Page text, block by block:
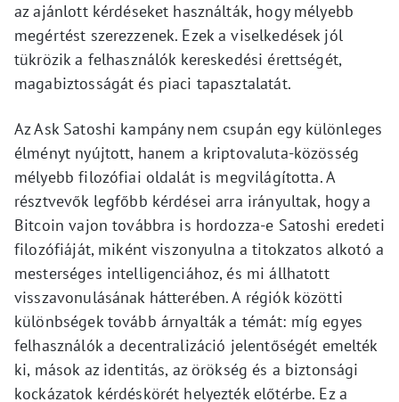
az ajánlott kérdéseket használták, hogy mélyebb
megértést szerezzenek. Ezek a viselkedések jól
tükrözik a felhasználók kereskedési érettségét,
magabiztosságát és piaci tapasztalatát.
Az Ask Satoshi kampány nem csupán egy különleges
élményt nyújtott, hanem a kriptovaluta-közösség
mélyebb filozófiai oldalát is megvilágította. A
résztvevők legfőbb kérdései arra irányultak, hogy a
Bitcoin vajon továbbra is hordozza-e Satoshi eredeti
filozófiáját, miként viszonyulna a titokzatos alkotó a
mesterséges intelligenciához, és mi állhatott
visszavonulásának hátterében. A régiók közötti
különbségek tovább árnyalták a témát: míg egyes
felhasználók a decentralizáció jelentőségét emelték
ki, mások az identitás, az örökség és a biztonsági
kockázatok kérdéskörét helyezték előtérbe. Ez a